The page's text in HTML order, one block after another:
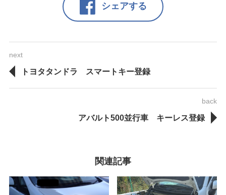
シェアする
next
トヨタタンドラ スマートキー登録
back
アバルト500並行車 キーレス登録
関連記事